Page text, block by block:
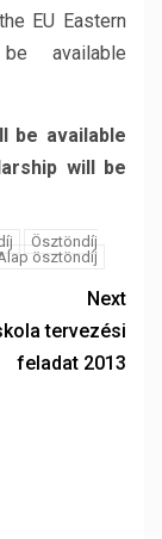
EU Eastern
available
be available
will be
Ösztöndíj
ösztöndíj
Next
tervezési
feladat 2013